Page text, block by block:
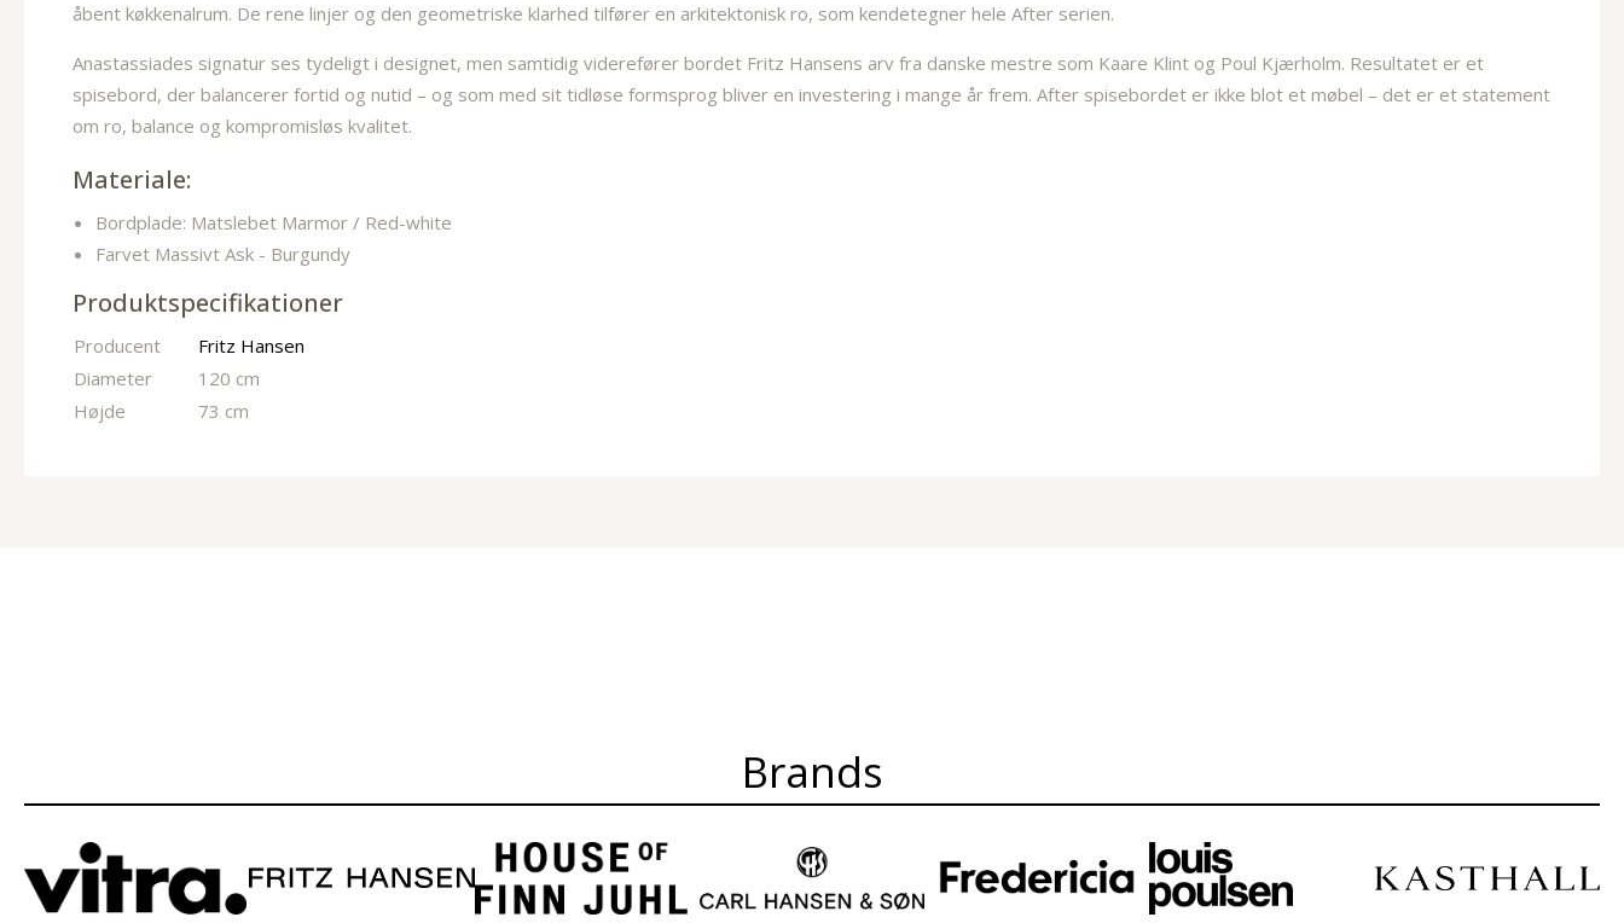
åbent køkkenalrum. De rene linjer og den geometriske klarhed tilfører en arkitektonisk ro, som kendetegner hele After serien.
Anastassiades signatur ses tydeligt i designet, men samtidig viderefører bordet Fritz Hansens arv fra danske mestre som Kaare Klint og Poul Kjærholm. Resultatet er et
spisebord, der balancerer fortid og nutid – og som med sit tidløse formsprog bliver en investering i mange år frem. After spisebordet er ikke blot et møbel – det er et statement
om ro, balance og kompromisløs kvalitet.
Materiale:
Bordplade: Matslebet Marmor / Red-white
Farvet Massivt Ask - Burgundy
Produktspecifikationer
Producent
Fritz Hansen
Diameter
120 cm
Højde
73 cm
Brands